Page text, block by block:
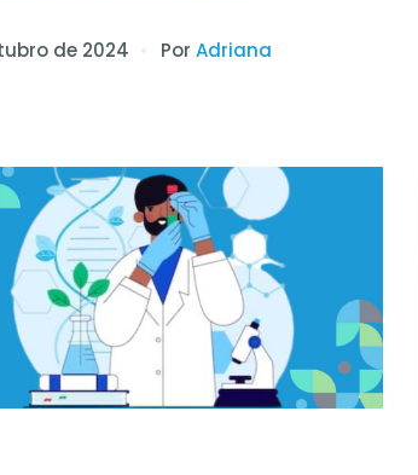
de 2024 Por Adriana